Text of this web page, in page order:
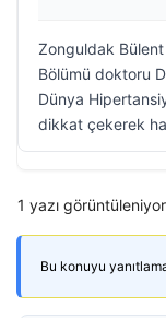
Zonguldak
Bölümü doktoru
Dünya
dikkat çekerek
1 yazı
Bu konuyu